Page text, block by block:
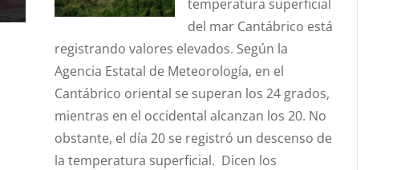
PORTUARIAS
temperatura superficial
del mar Cantábrico está
registrando valores elevados. Según la
Agencia Estatal de Meteorología, en el
Cantábrico oriental se superan los 24 grados,
mientras en el occidental alcanzan los 20. No
obstante, el día 20 se registró un descenso de
la temperatura superficial. Dicen los